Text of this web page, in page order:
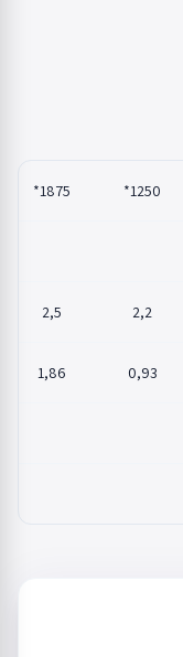
1250*
1875*
2,2
2,5
0,93
1,86